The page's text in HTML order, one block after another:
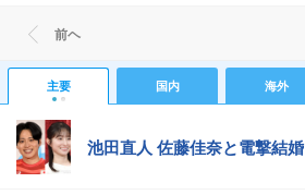
前ヘ
主要 国内 海外
池田直人 佐藤佳奈と電撃結婚